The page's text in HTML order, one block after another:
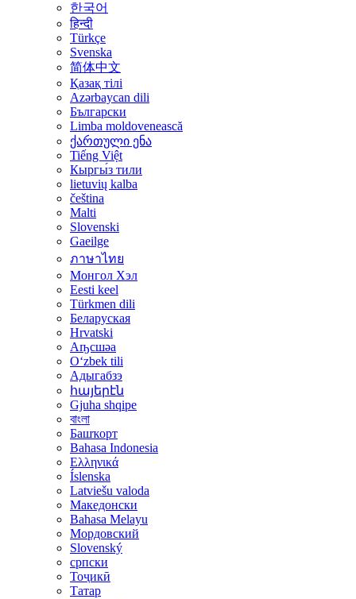
한국어
हिन्दी
Türkçe
Svenska
简体中文
Қазақ тілі
Azərbaycan dili
Български
Limba moldovenească
ქართული ენა
Tiếng Việt
Кыргы́з тили
lietuvių kalba
čeština
Malti
Slovenski
Gaeilge
ภาษาไทย
Монгол Хэл
Eesti keel
Türkmen dili
Беларуская
Hrvatski
Аҧсшәа
Oʻzbek tili
Адыгабзэ
հայերէն
Gjuha shqipe
বাংলা
Башҡорт
Bahasa Indonesia
Ελληνικά
Íslenska
Latviešu valoda
Македонски
Bahasa Melayu
Мордовский
Slovenský
српски
Тоҷикӣ
Татар